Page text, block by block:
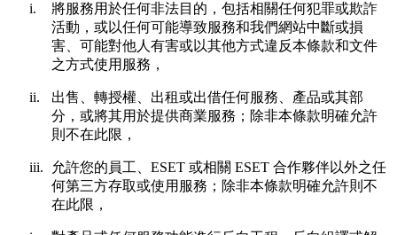
i.
將服務用於任何非法目的，包括相關任何犯罪或欺詐
活動，或以任何可能導致服務和我們網站中斷或損
害、可能對他人有害或以其他方式違反本條款和文件
之方式使用服務，
ii.
出售、轉授權、出租或出借任何服務、產品或其部
分，或將其用於提供商業服務；除非本條款明確允許
則不在此限，
iii.
允許您的員工、ESET 或相關 ESET 合作夥伴以外之任
何第三方存取或使用服務；除非本條款明確允許則不
在此限，